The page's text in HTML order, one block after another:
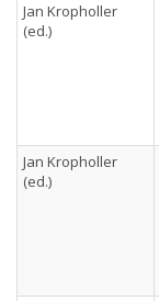
Jan Kropholler
(ed.)
Jan Kropholler
(ed.)